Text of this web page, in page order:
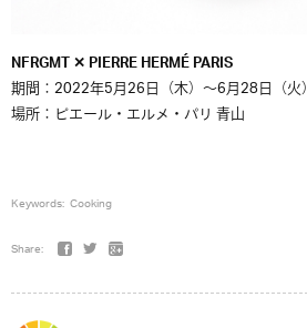
NFRGMT ✕ PIERRE HERMÉ PARIS
期間：2022年5月26日（木）～6月28日（火）
場所：ピエール・エルメ・パリ 青山
Keywords: Cooking
Share: